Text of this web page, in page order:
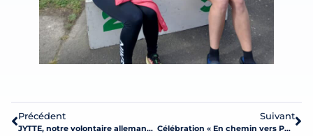
Précédent
JYTTE, notre volontaire allemande
Suivant
Célébration « En chemin vers Pâques », un moment fort de partage et de foi